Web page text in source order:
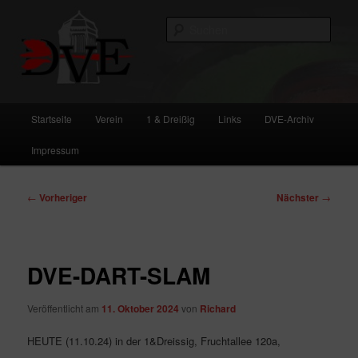
Inhalt
springenDVE
Startseite Verein 1 & Dreißig Links DVE-Archiv
Impressum
Beitragsnavigation
← Vorheriger Nächster →
DVE-DART-SLAM
Veröffentlicht am 11. Oktober 2024 von Richard
HEUTE (11.10.24) in der 1&Dreissig, Fruchtallee 120a,